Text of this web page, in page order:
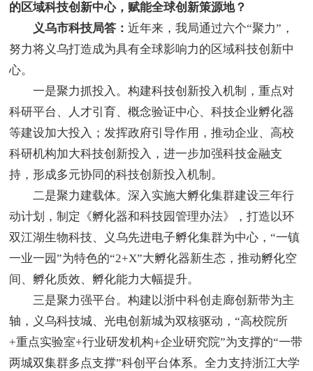
的区域科技创新中心，赋能全球创新策源地？
义乌市科技局答：近年来，我局通过六个“聚力”，
努力将义乌打造成为具有全球影响力的区域科技创新中
心。
一是聚力抓投入。构建科技创新投入机制，重点对
科研平台、人才引育、概念验证中心、科技企业孵化器
等建设加大投入；发挥政府引导作用，推动企业、高校
科研机构加大科技创新投入，进一步加强科技金融支
持，形成多元协同的科技创新投入机制。
二是聚力建载体。深入实施大孵化集群建设三年行
动计划，制定《孵化器和科技园管理办法》，打造以环
双江湖生物科技、义乌先进电子孵化集群为中心，“一镇
一业一园”为特色的“2+X”大孵化器新生态，推动孵化空
间、孵化质效、孵化能力大幅提升。
三是聚力强平台。构建以浙中科创走廊创新带为主
轴，义乌科技城、光电创新城为双核驱动，“高校院所
+重点实验室+行业研发机构+企业研究院”为支撑的“一带
两城双集群多点支撑”科创平台体系。全力支持浙江大学